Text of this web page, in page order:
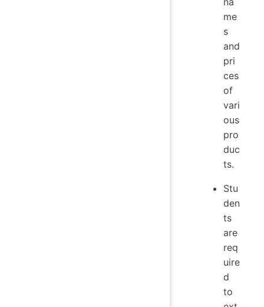
me
s
and
pri
ces
of
vari
ous
pro
duc
ts.
Stu
den
ts
are
req
uire
d
to